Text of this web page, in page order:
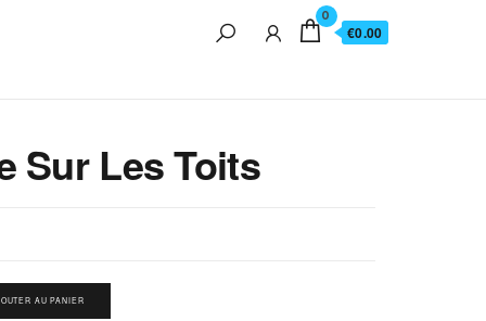
0
€0.00
Sur Les Toits
AU PANIER